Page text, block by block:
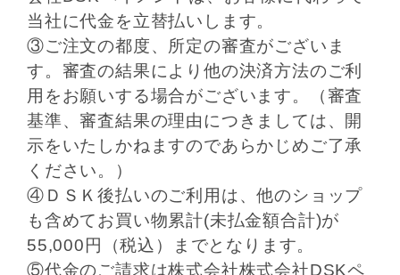
当社に代金を立替払いします。
③ご注文の都度、所定の審査がございま
す。審査の結果により他の決済方法のご利
用をお願いする場合がございます。（審査
基準、審査結果の理由につきましては、開
示をいたしかねますのであらかじめご了承
ください。）
④ＤＳＫ後払いのご利用は、他のショップ
も含めてお買い物累計(未払金額合計)が
55,000円（税込）までとなります。
⑤代金のご請求は株式会社株式会社DSKペ